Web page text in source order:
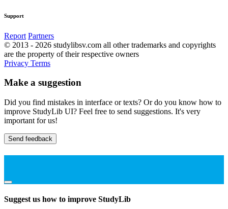
Support
Report Partners
© 2013 - 2026 studylibsv.com all other trademarks and copyrights
are the property of their respective owners
Privacy Terms
Make a suggestion
Did you find mistakes in interface or texts? Or do you know how to
improve StudyLib UI? Feel free to send suggestions. It's very
important for us!
Send feedback
Suggest us how to improve StudyLib